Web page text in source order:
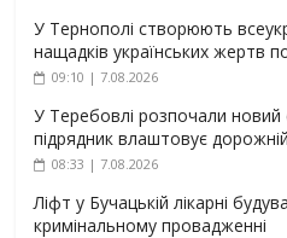
У Тернополі створюють
нащадків українських жертв
09:10 | 7.08.2026
У Теребовлі розпочали
підрядник влаштовує
08:33 | 7.08.2026
Ліфт у Бучацькій лікарні
кримінальному провадженні